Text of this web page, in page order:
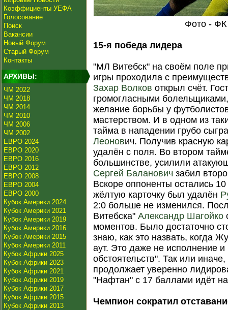
Коэффициенты УЕФА
Голосование
Поиск
Вакансии
Новый Форум
Старый Форум
Контакты
АРХИВЫ:
ЧМ 2022
ЧМ 2018
ЧМ 2014
ЧМ 2010
ЧМ 2006
ЧМ 2002
ЕВРО 2024
ЕВРО 2020
ЕВРО 2016
ЕВРО 2012
ЕВРО 2008
ЕВРО 2004
ЕВРО 2000
Кубок Америки 2024
Кубок Америки 2021
Кубок Америки 2019
Кубок Америки 2016
Кубок Америки 2015
Кубок Америки 2011
Кубок Африки 2025
Кубок Африки 2023
Кубок Африки 2021
Кубок Африки 2019
Кубок Африки 2017
Кубок Африки 2015
Кубок Африки 2013
Фото -
15-я победа лидера
"МЛ Витебск" на своём поле
игры проходила с
Захар Волков открыл счёт.
громогласными
желание борьбы у
мастерством. И в одном из
тайма в нападении грубо
Леонович. Получив красную
удалён с поля. Во втором
большинстве, усилили
Сергей Баланович забил
Вскоре оппоненты остались
жёлтую карточку был удалён
2:0 больше не изменился.
Витебска"Александр Шагойко
моментов. Было достаточно
знаю, как это назвать, когда
аут. Это даже не исполнение и
обстоятельств". Так или
продолжает уверенно
"Нафтан" с 17 баллами идёт
Чемпион сократил